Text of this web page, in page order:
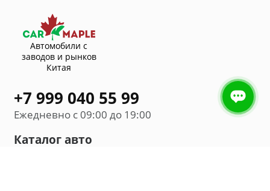
Автомобили с
заводов и рынков
Китая
+7 999 040 55 99
Ежедневно с 09:00 до 19:00
Каталог авто